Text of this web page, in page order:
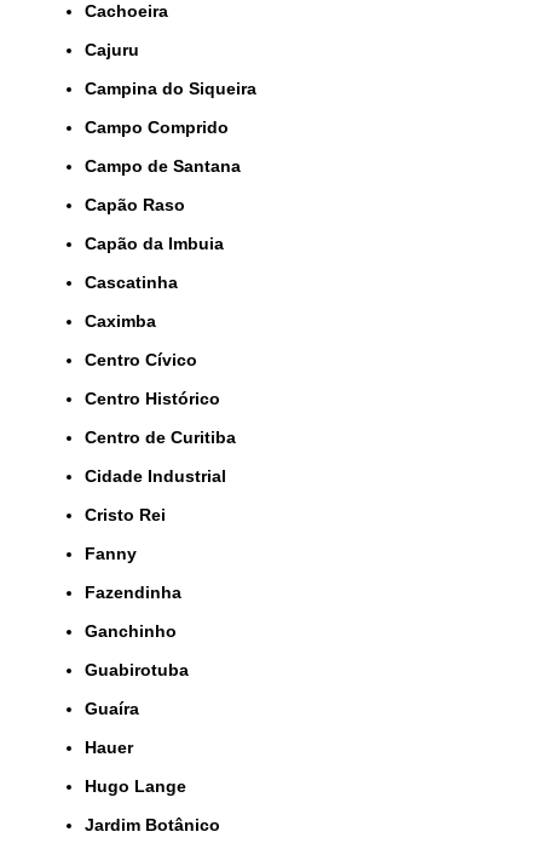
Cachoeira
Cajuru
Campina do Siqueira
Campo Comprido
Campo de Santana
Capão Raso
Capão da Imbuia
Cascatinha
Caximba
Centro Cívico
Centro Histórico
Centro de Curitiba
Cidade Industrial
Cristo Rei
Fanny
Fazendinha
Ganchinho
Guabirotuba
Guaíra
Hauer
Hugo Lange
Jardim Botânico